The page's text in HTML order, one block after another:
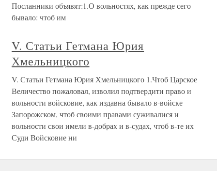
Посланники объявят:1.О вольностях, как прежде сего
бывало: чтоб им
V. Статьи Гетмана Юрия
Хмельницкого
V. Статьи Гетмана Юрия Хмельницкого 1.Чтоб Царское
Величество пожаловал, изволил подтвердити право и
вольности войсковие, как издавна бывало в-войске
Запорожском, чтоб своими правами суживалися и
вольности свои имели в-добрах и в-судах, чтоб в-те их
Суди Войсковие ни